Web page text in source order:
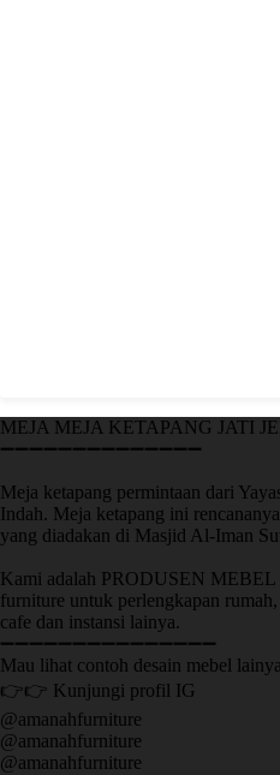
MEJA MEJA KETAPANG JATI
➖➖➖➖➖➖➖➖➖➖➖➖➖➖
Meja ketapang permintaan dari
Indah. Meja ketapang ini
yang diadakan di Masjid Al-Iman
Kami adalah PRODUSEN MEBEL
furniture untuk perlengkapan
cafe dan instansi lainya.
➖➖➖➖➖➖➖➖➖➖➖➖➖➖➖
Mau lihat contoh desain mebel
👉👉 Kunjungi profil IG
@amanahfurniture
@amanahfurniture
@amanahfurniture